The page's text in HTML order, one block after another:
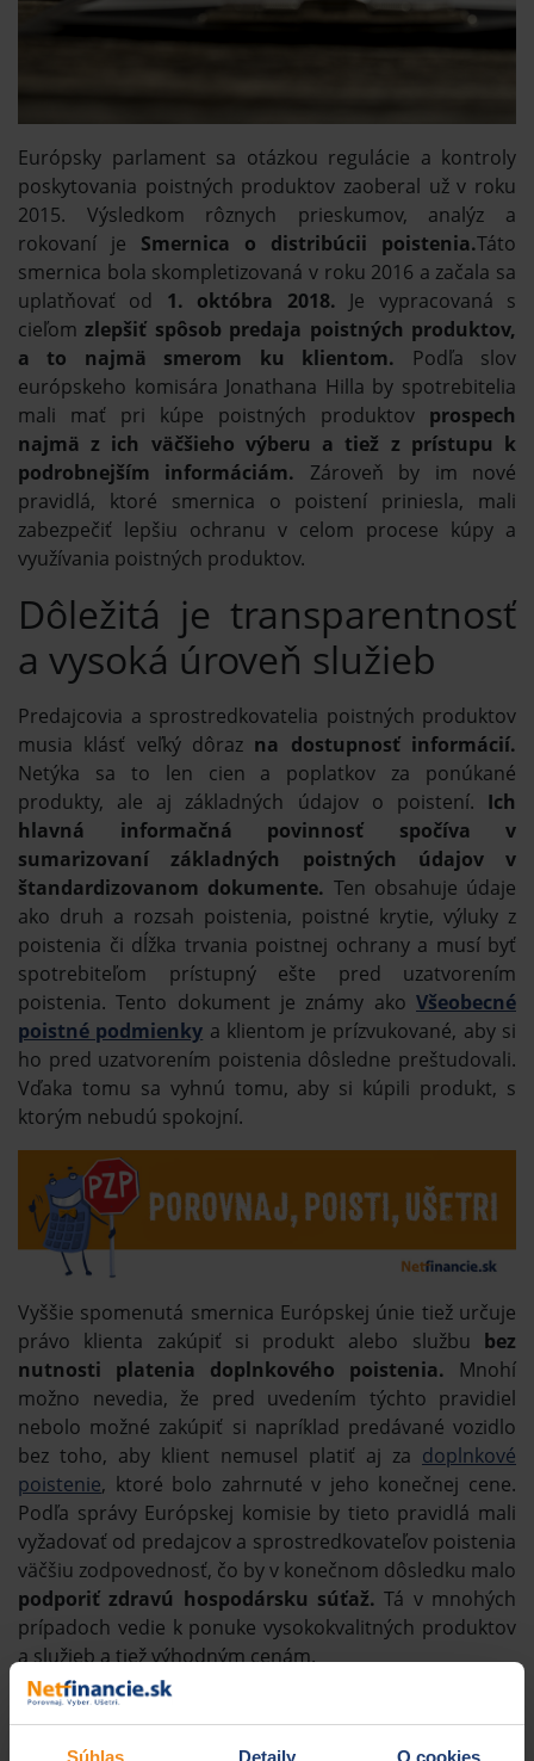
Súhlas Detaily O cookies
Európsky parlament sa otázkou regulácie a kontroly
poskytovania poistných produktov zaoberal už v roku
2015. Výsledkom rôznych prieskumov, analýz a
rokovaní je Smernica o distribúcii poistenia.Táto
smernica bola skompletizovaná v roku 2016 a začala sa
uplatňovať od 1. októbra 2018. Je vypracovaná s
cieľomzlepšiť spôsob predaja poistných produktov,
a to najmä smerom ku klientom. Podľa slov
európskeho komisára Jonathana Hilla by spotrebitelia
mali mať pri kúpe poistných produktov prospech
najmä z ich väčšieho výberu a tiež z prístupu k
podrobnejším informáciám. Zároveň by im nové
pravidlá, ktoré smernica o poistení priniesla, mali
zabezpečiť lepšiu ochranu v celom procese kúpy a
využívania poistných produktov.
Dôležitá je transparentnosť
a vysoká úroveň služieb
Predajcovia a sprostredkovatelia poistných produktov
musia klásť veľký dôraz na dostupnosť informácií.
Netýka sa to len cien a poplatkov za ponúkané
produkty, ale aj základných údajov o poistení. Ich
hlavná informačná povinnosť spočíva v
sumarizovaní základných poistných údajov v
štandardizovanom dokumente. Ten obsahuje údaje
ako druh a rozsah poistenia, poistné krytie, výluky z
poistenia či dĺžka trvania poistnej ochrany a musí byť
spotrebiteľom prístupný ešte pred uzatvorením
poistenia. Tento dokument je známy ako Všeobecné
poistné podmienky a klientom je prízvukované, aby si
ho pred uzatvorením poistenia dôsledne preštudovali.
Vďaka tomu sa vyhnú tomu, aby si kúpili produkt, s
ktorým nebudú spokojní.
Vyššie spomenutá smernica Európskej únie tiež určuje
právo klienta zakúpiť si produkt alebo službu bez
nutnosti platenia doplnkového poistenia. Mnohí
možno nevedia, že pred uvedením týchto pravidiel
nebolo možné zakúpiť si napríklad predávané vozidlo
bez toho, aby klient nemusel platiť aj za doplnkové
poistenie, ktoré bolo zahrnuté v jeho konečnej cene.
Podľa správy Európskej komisie by tieto pravidlá mali
vyžadovať od predajcov a sprostredkovateľov poistenia
väčšiu zodpovednosť, čo by v konečnom dôsledku malo
podporiť zdravú hospodársku súťaž.Tá v mnohých
prípadoch vedie k ponuke vysokokvalitných produktov
a služieb a tiež výhodným cenám.
Dobré vedieť:Kompletné znenie Smernice Európskeho
parlamentu a Rady Európskej únie o distribúcii